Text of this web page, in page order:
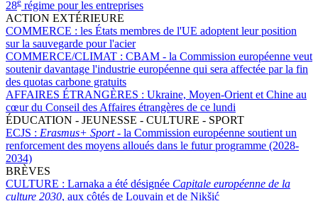
28 régime pour les entreprises
ACTION EXTÉRIEURE
COMMERCE : les États membres de l'UE adoptent leur position
sur la sauvegarde pour l'acier
COMMERCE/CLIMAT : CBAM - la Commission européenne veut
soutenir davantage l'industrie européenne qui sera affectée par la fin
des quotas carbone gratuits
AFFAIRES ÉTRANGÈRES : Ukraine, Moyen-Orient et Chine au
cœur du Conseil des Affaires étrangères de ce lundi
ÉDUCATION - JEUNESSE - CULTURE - SPORT
ECJS : Erasmus+ Sport- la Commission européenne soutient un
renforcement des moyens alloués dans le futur programme (2028-
2034)
BRÈVES
CULTURE : Larnaka a été désignée Capitale européenne de la
culture 2030, aux côtés de Louvain et de Nikšić